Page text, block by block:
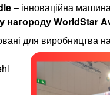
– інноваційна
нагороду WorldStar
для виробництва